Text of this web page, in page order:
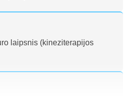
laipsnis (kineziterapijos